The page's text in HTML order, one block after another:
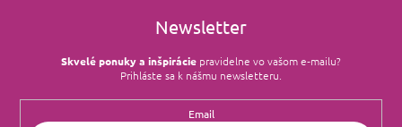
Newsletter
Skvelé ponuky a inšpirácie pravidelne vo vašom e‑mailu?
Prihláste sa k nášmu newsletteru.
Email